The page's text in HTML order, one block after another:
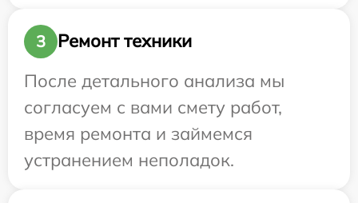
3
Ремонт техники
После детального анализа мы
согласуем с вами смету работ,
время ремонта и займемся
устранением неполадок.